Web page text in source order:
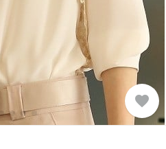
favorite